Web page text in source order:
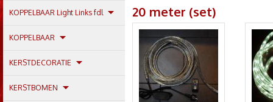
KOPPELBAAR Light Links fdl
KOPPELBAAR
KERSTDECORATIE
KERSTBOMEN
20 meter (set)